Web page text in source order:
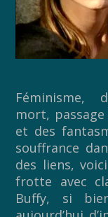
Féminisme,
mort,
et des
souffrance
des liens,
frotte avec
Buffy, si